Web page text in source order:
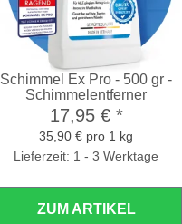
Schimmel Ex Pro - 500 gr -
Schimmelentferner
17,95 € *
35,90 € pro 1 kg
Lieferzeit: 1 - 3 Werktage
ZUM ARTIKEL